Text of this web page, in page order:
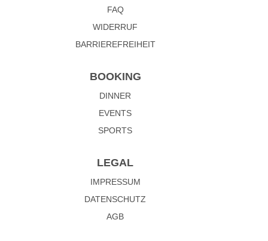
FAQ
WIDERRUF
BARRIEREFREIHEIT
BOOKING
DINNER
EVENTS
SPORTS
LEGAL
IMPRESSUM
DATENSCHUTZ
AGB